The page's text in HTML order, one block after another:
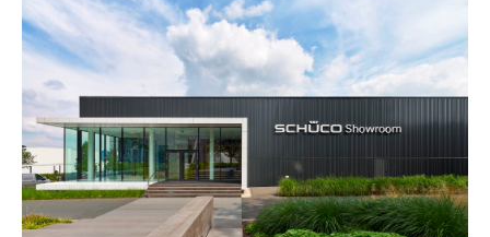
24h / 365days
we offer support for our customers
mon - fri 8:00am - 5:00pm(gmt +1)
get in touch
cybersteel inc.